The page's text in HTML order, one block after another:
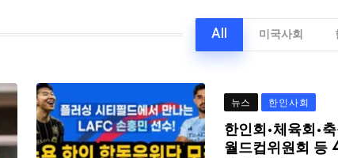
All 미국사회
뉴스 한인사회
한인회·체육회·
월드컵위원회 등